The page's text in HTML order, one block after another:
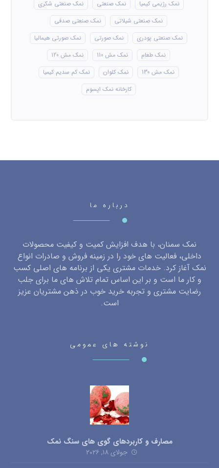
نمک رژیمی کیمیا
نمک صنعتی
نمک صنعتی شکری
نمک صنعتی شیلاتی
نمک صنعتی صدفی
نمک صنعتی پودری
نمک صورتی
نمک صورتی هیمالیا
نمک طعام
نمک مش 110
نمک مش 120
نمک مش 130
نمک کلوان
نمک کم سدیم کیمیا
کارخانه نمک اپسوم
درباره ما
نمک سمنان، با هدف افزایش کمیت و کیفیت محصولات
داخلی، فعالیت های خود را در زمینه فروش و صادرات انواع
نمک آغاز کرد. خدمات مشتری یکی از برنامه های اصلی کسب
و کار ما است و بر این اساس تمام تلاش های ما برای جلب
رضایت مشتری و تجربه خرید خوب در ذهن مشتریان عزیز
است.
نوشته های عمومی
مصارف و کاربردهای گوی های سنگ نمک
جولای ۱۸, ۲۰۲۶